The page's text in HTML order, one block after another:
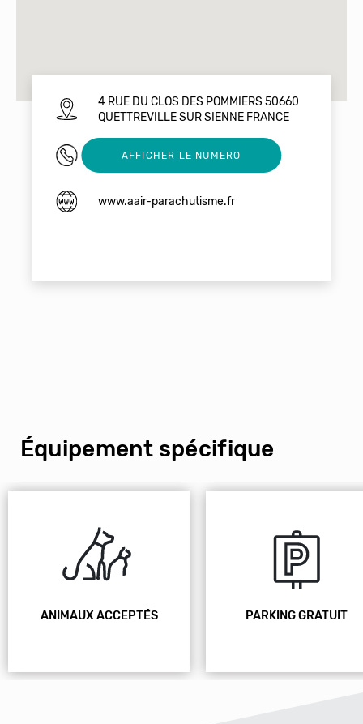
4 RUE DU CLOS DES POMMIERS 50660
QUETTREVILLE SUR SIENNE FRANCE
0698860433
AFFICHER LE NUMERO
www.aair-parachutisme.fr
Équipement spécifique
ANIMAUX ACCEPTÉS PARKING GRATUIT